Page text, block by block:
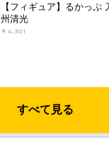
【フィギュア】るかっぷ
州清光
￥4,301
すべて見る